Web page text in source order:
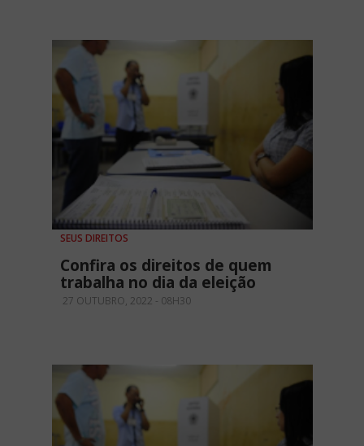
SEUS DIREITOS
Confira os direitos de quem
trabalha no dia da eleição
27 OUTUBRO, 2022 - 08H30